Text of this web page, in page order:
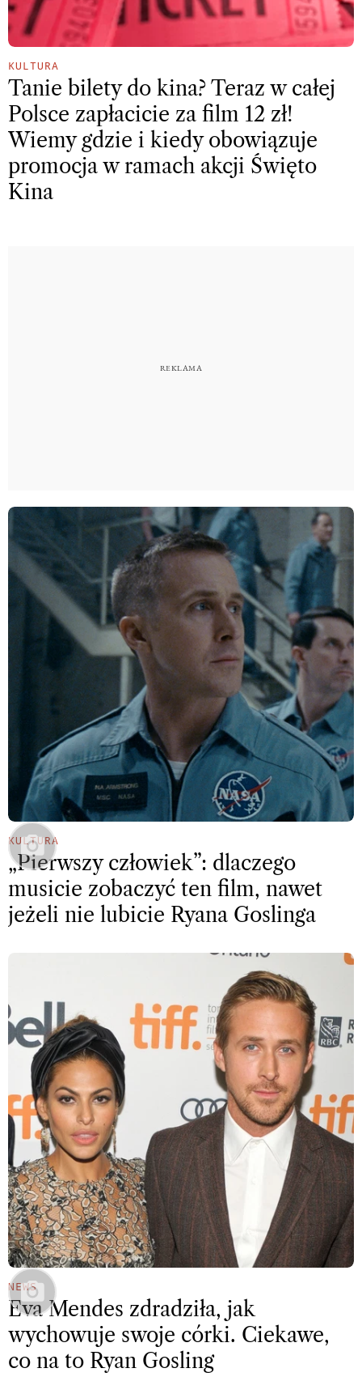
KULTURA
Tanie bilety do kina? Teraz w całej
Polsce zapłacicie za film 12 zł!
Wiemy gdzie i kiedy obowiązuje
promocja w ramach akcji Święto
Kina
KULTURA
„Pierwszy człowiek”: dlaczego
musicie zobaczyć ten film, nawet
jeżeli nie lubicie Ryana Goslinga
NEWS
Eva Mendes zdradziła, jak
wychowuje swoje córki. Ciekawe,
co na to Ryan Gosling